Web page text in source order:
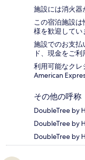
施設には消火器
この宿泊施設は
様を歓迎してい
施設でのお支払
ド、現金をご利
利用可能なクレ
American
その他の呼称
DoubleTree by
DoubleTree by
DoubleTree by